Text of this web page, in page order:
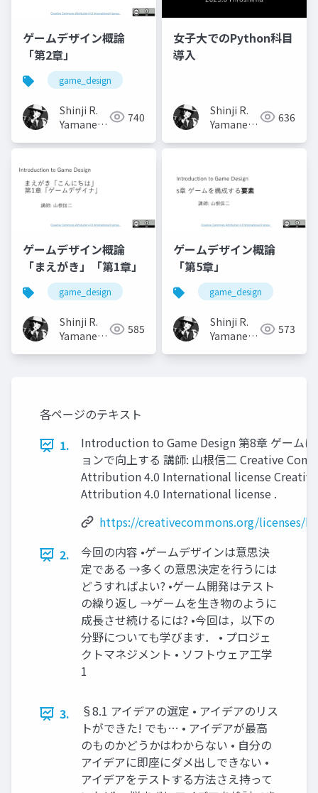
ゲームデザイン概論
「第2章」
game_design
Shinji R.
Yamane
740
女子大でのPython科目
導入
Shinji R.
Yamane
636
ゲームデザイン概論
「まえがき」「第1章」
game_design
Shinji R.
Yamane
585
ゲームデザイン概論
「第5章」
game_design
Shinji R.
Yamane
573
各ページのテキスト
1.
Introduction to Game Design 第8章 ゲーム
ョンで向上する 講師: 山根信二 Creative
Attribution 4.0 International license
Attribution 4.0 International license .
https://creativecommons.org/licenses/
2.
今回の内容 •ゲームデザインは意思決
定である →多くの意思決定を行うには
どうすればよい? •ゲーム開発はテスト
の繰り返し →ゲームを生き物のように
成長させ続けるには? •今回は，以下の
分野についても学びます． • プロジェ
クトマネジメント • ソフトウェア工学
1
3.
§8.1 アイデアの選定 • アイデアのリス
トができた! でも… • アイデアが最高
のものかどうかはわからない • 自分の
アイデアに即座にダメ出しできない •
アイデアをテストする方法さえ持って